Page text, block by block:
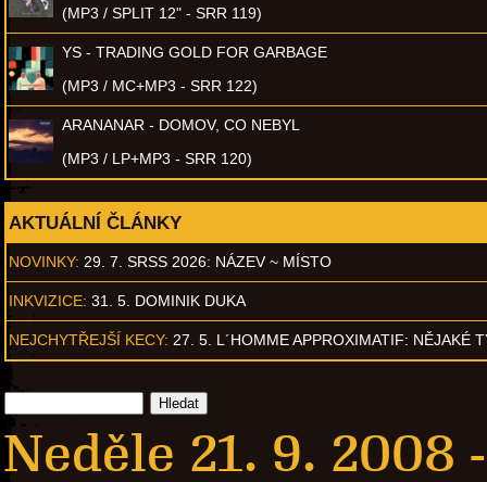
(MP3 / SPLIT 12" - SRR 119)
YS - TRADING GOLD FOR GARBAGE
(MP3 / MC+MP3 - SRR 122)
ARANANAR - DOMOV, CO NEBYL
(MP3 / LP+MP3 - SRR 120)
AKTUÁLNÍ ČLÁNKY
NOVINKY: 29. 7. SRSS 2026: NÁZEV ~ MÍSTO
INKVIZICE: 31. 5. DOMINIK DUKA
NEJCHYTŘEJŠÍ KECY: 27. 5. L´HOMME APPROXIMATIF: NĚJAKÉ
Neděle 21. 9. 2008